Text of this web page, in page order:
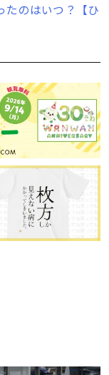
たのはいつ？【ひ